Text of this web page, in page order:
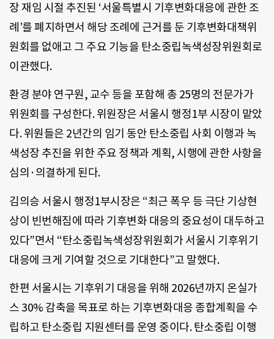
장 재임 시절 추진된 ‘서울특별시 기후변화대응에 관한 조
례’를 폐지하면서 해당 조례에 근거를 둔 기후변화대책위
원회를 없애고 그 주요 기능을 탄소중립녹색성장위원회로
이관했다.
환경 분야 연구원, 교수 등을 포함해 총 25명의 전문가가
위원회를 구성한다. 위원장은 서울시 행정1부 시장이 맡았
다. 위원들은 2년간의 임기 동안 탄소중립 사회 이행과 녹
색성장 추진을 위한 주요 정책과 계획, 시행에 관한 사항을
심의·의결하게 된다.
김의승 서울시 행정1부시장은 “최근 폭우 등 극단 기상현
상이 빈번해짐에 따라 기후변화 대응의 중요성이 대두하고
있다”면서 “탄소중립녹색성장위원회가 서울시 기후위기
대응에 크게 기여할 것으로 기대한다”고 말했다.
한편 서울시는 기후위기 대응을 위해 2026년까지 온실가
스 30% 감축을 목표로 하는 기후변화대응 종합계획을 수
립하고 탄소중립 지원센터를 운영 중이다. 탄소중립 이행